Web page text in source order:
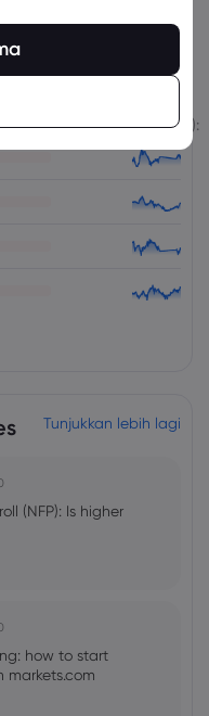
Beli Perubahan (%):
Tunjukkan lebih lagi
(NFP): Is higher
how to start
markets.com